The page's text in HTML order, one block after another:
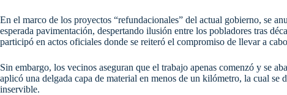
En el marco de los proyectos “refundacionales” del actual gobierno, se
esperada pavimentación, despertando ilusión entre los pobladores tras
participó en actos oficiales donde se reiteró el compromiso de llevar a
Sin embargo, los vecinos aseguran que el trabajo apenas comenzó y se
aplicó una delgada capa de material en menos de un kilómetro, la cual se
inservible.